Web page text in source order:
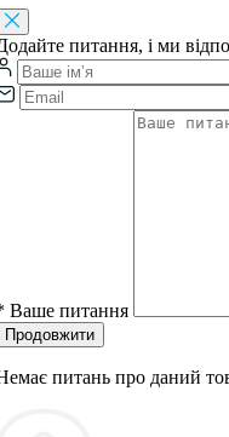
питання, і ми
Ваше питання
Продовжити
питань про даний